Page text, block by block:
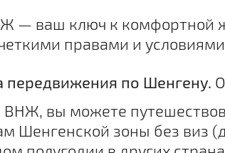
— ваш ключ к комфортной
правами и
передвижения по Шенгену.
ВНЖ, вы можете
Шенгенской зоны без виз